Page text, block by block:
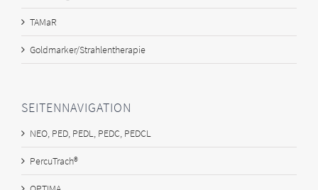
TAMaR
Goldmarker/Strahlentherapie
SEITENNAVIGATION
NEO, PED, PEDL, PEDC, PEDCL
PercuTrach®